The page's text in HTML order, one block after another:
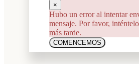
×
Hubo un error al intentar
mensaje. Por favor,
más tarde.
COMENCEMOS